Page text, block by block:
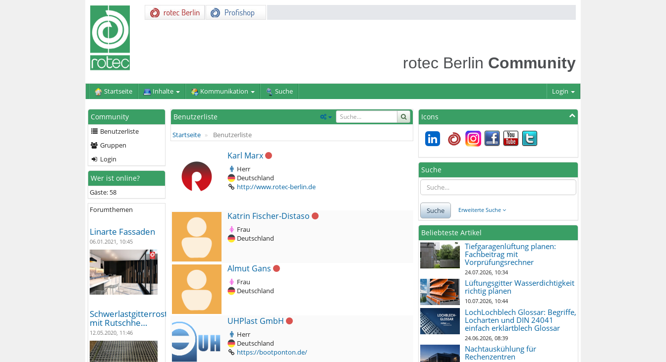
rotec Berlin Community
Startseite Inhalte Kommunikation Suche Login
Community
Benutzerliste
Gruppen
Login
Wer ist online?
Gäste: 58
Forumthemen
Linarte Fassaden
06.01.2021, 10:45
Schwerlastgitterroste
mit Rutschhe…
12.05.2020, 11:46
Benutzerliste
Startseite Benutzerliste
Karl Marx
Herr
Deutschland
http://www.rotec-berlin.de
Katrin Fischer-Distaso
Frau
Deutschland
Almut Gans
Frau
Deutschland
UHPlast GmbH
Herr
Deutschland
https://bootponton.de/
Icons
Suche
Suche Erweiterte Suche
Beliebteste Artikel
Tiefgaragenlüftung planen:
Fachbeitrag mit
Vorprüfungsrechner
24.07.2026, 10:34
Lüftungsgitter Wasserdichtigkeit
richtig planen
10.07.2026, 10:44
LochLochblech Glossar: Begriffe,
Locharten und DIN 24041
einfach erklärtblech Glossar
24.06.2026, 08:39
Nachtauskühlung für
Rechenzentren